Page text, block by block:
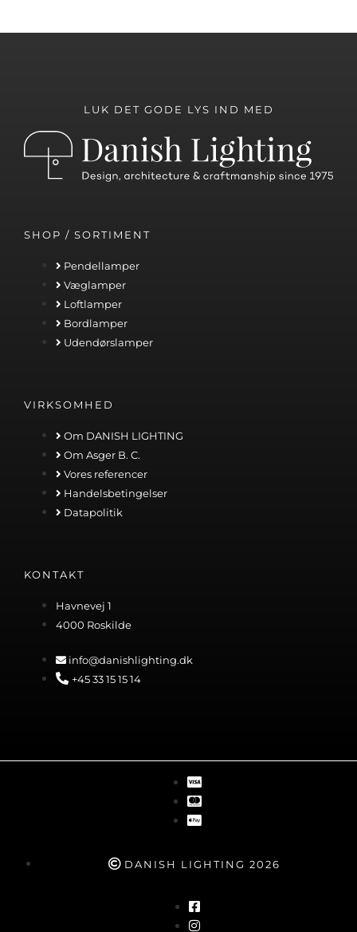
LUK DET GODE LYS IND MED
SHOP / SORTIMENT
Pendellamper
Væglamper
Loftlamper
Bordlamper
Udendørslamper
VIRKSOMHED
Om DANISH LIGHTING
Om Asger B. C.
Vores referencer
Handelsbetingelser
Datapolitik
KONTAKT
Havnevej 1
4000 Roskilde
info@danishlighting.dk
+45 33 15 15 14
DANISH LIGHTING 2026